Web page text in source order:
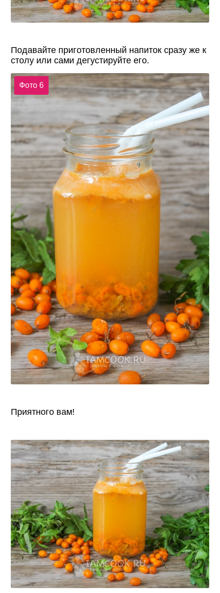
Подавайте приготовленный напиток сразу же к
столу или сами дегустируйте его.
Фото 6
Приятного вам!